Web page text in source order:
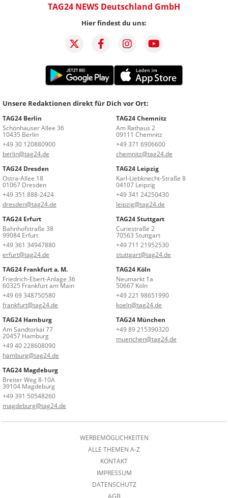
TAG24 NEWS Deutschland GmbH
Hier findest du uns:
Unsere Redaktionen direkt für Dich vor Ort:
TAG24 Berlin
Schönhauser Allee 36
10435 Berlin
+49 30 120880900
berlin@tag24.de
TAG24 Chemnitz
Am Rathaus 2
09111 Chemnitz
+49 371 6906600
chemnitz@tag24.de
TAG24 Dresden
Ostra-Allee 18
01067 Dresden
+49 351 888-2424
dresden@tag24.de
TAG24 Leipzig
Karl-Liebknecht-Straße 8
04107 Leipzig
+49 341 24250430
leipzig@tag24.de
TAG24 Erfurt
Bahnhofstraße 38
99084 Erfurt
+49 361 34947880
erfurt@tag24.de
TAG24 Stuttgart
Curiestraße 2
70563 Stuttgart
+49 711 21952530
stuttgart@tag24.de
TAG24 Frankfurt a. M.
Friedrich-Ebert-Anlage 36
60325 Frankfurt am Main
+49 69 348750580
frankfurt@tag24.de
TAG24 Köln
Neumarkt 1a
50667 Köln
+49 221 98651990
koeln@tag24.de
TAG24 Hamburg
Am Sandtorkai 77
20457 Hamburg
+49 40 228608090
hamburg@tag24.de
TAG24 München
+49 89 215390320
muenchen@tag24.de
TAG24 Magdeburg
Breiter Weg 8-10A
39104 Magdeburg
+49 391 50548260
magdeburg@tag24.de
WERBEMÖGLICHKEITEN
ALLE THEMEN A-Z
KONTAKT
IMPRESSUM
DATENSCHUTZ
AGB